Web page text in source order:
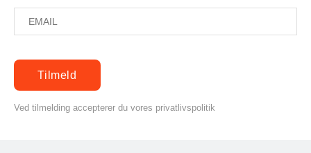
Ved tilmelding accepterer du vores privatlivspolitik